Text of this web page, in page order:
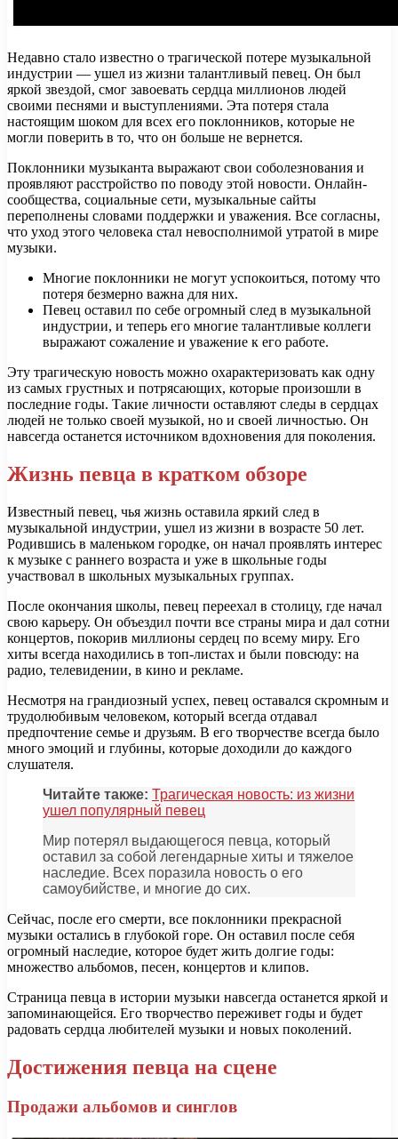
Недавно стало известно о трагической потере музыкальной
индустрии — ушел из жизни талантливый певец. Он был
яркой звездой, смог завоевать сердца миллионов людей
своими песнями и выступлениями. Эта потеря стала
настоящим шоком для всех его поклонников, которые не
могли поверить в то, что он больше не вернется.
Поклонники музыканта выражают свои соболезнования и
проявляют расстройство по поводу этой новости. Онлайн-
сообщества, социальные сети, музыкальные сайты
переполнены словами поддержки и уважения. Все согласны,
что уход этого человека стал невосполнимой утратой в мире
музыки.
Многие поклонники не могут успокоиться, потому что
потеря безмерно важна для них.
Певец оставил по себе огромный след в музыкальной
индустрии, и теперь его многие талантливые коллеги
выражают сожаление и уважение к его работе.
Эту трагическую новость можно охарактеризовать как одну
из самых грустных и потрясающих, которые произошли в
последние годы. Такие личности оставляют следы в сердцах
людей не только своей музыкой, но и своей личностью. Он
навсегда останется источником вдохновения для поколения.
Жизнь певца в кратком обзоре
Известный певец, чья жизнь оставила яркий след в
музыкальной индустрии, ушел из жизни в возрасте 50 лет.
Родившись в маленьком городке, он начал проявлять интерес
к музыке с раннего возраста и уже в школьные годы
участвовал в школьных музыкальных группах.
После окончания школы, певец переехал в столицу, где начал
свою карьеру. Он объездил почти все страны мира и дал сотни
концертов, покорив миллионы сердец по всему миру. Его
хиты всегда находились в топ-листах и были повсюду: на
радио, телевидении, в кино и рекламе.
Несмотря на грандиозный успех, певец оставался скромным и
трудолюбивым человеком, который всегда отдавал
предпочтение семье и друзьям. В его творчестве всегда было
много эмоций и глубины, которые доходили до каждого
слушателя.
Читайте также: Трагическая новость: из жизни
ушел популярный певец
Мир потерял выдающегося певца, который
оставил за собой легендарные хиты и тяжелое
наследие. Всех поразила новость о его
самоубийстве, и многие до сих.
Сейчас, после его смерти, все поклонники прекрасной
музыки остались в глубокой горе. Он оставил после себя
огромный наследие, которое будет жить долгие годы:
множество альбомов, песен, концертов и клипов.
Страница певца в истории музыки навсегда останется яркой и
запоминающейся. Его творчество переживет годы и будет
радовать сердца любителей музыки и новых поколений.
Достижения певца на сцене
Продажи альбомов и синглов